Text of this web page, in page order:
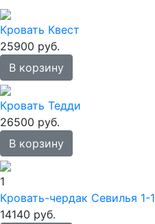
Кровать Квест
25900 руб.
В корзину
Кровать Тедди
26500 руб.
В корзину
1
Кровать-чердак Севилья 1-1
14140 руб.